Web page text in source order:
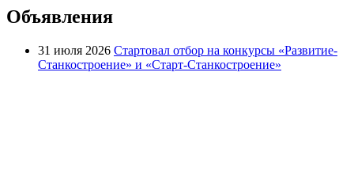
Объявления
31 июля 2026 Стартовал отбор на конкурсы «Развитие-
Станкостроение» и «Старт-Станкостроение»